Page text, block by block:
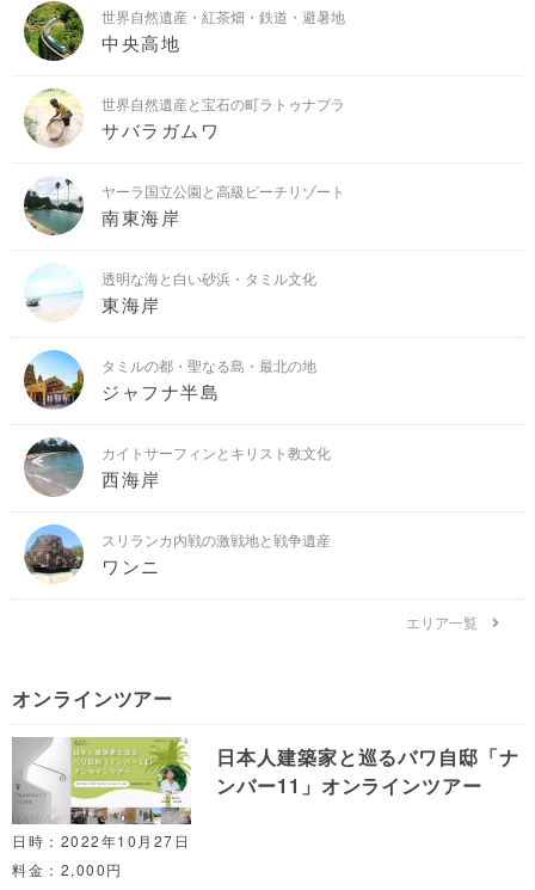
世界自然遺産・紅茶畑・鉄道・避暑地
中央高地
世界自然遺産と宝石の町ラトゥナプラ
サバラガムワ
ヤーラ国立公園と高級ビーチリゾート
南東海岸
透明な海と白い砂浜・タミル文化
東海岸
タミルの都・聖なる島・最北の地
ジャフナ半島
カイトサーフィンとキリスト教文化
西海岸
スリランカ内戦の激戦地と戦争遺産
ワンニ
エリア一覧
オンラインツアー
日本人建築家と巡るバワ自邸「ナ
ンバー11」オンラインツアー
日時：2022年10月27日
料金：2,000円